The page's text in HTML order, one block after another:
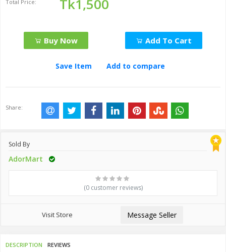
Total Price: Tk1,500
Buy Now Add To Cart
Save Item Add to compare
Share:
Sold By
AdorMart
(0 customer reviews)
Visit Store Message Seller
DESCRIPTION REVIEWS